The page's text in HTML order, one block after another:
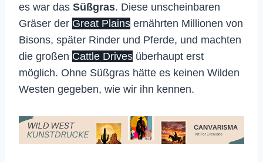
es war das Süßgras. Diese unscheinbaren
Gräser der Great Plains ernährten Millionen von
Bisons, später Rinder und Pferde, und machten
die großen Cattle Drives überhaupt erst
möglich. Ohne Süßgras hätte es keinen Wilden
Westen gegeben, wie wir ihn kennen.